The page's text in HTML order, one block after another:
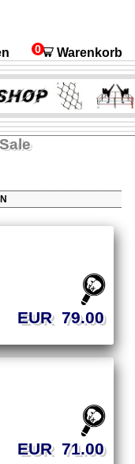
0 Warenkorb
Sale
EUR 79.00
EUR 71.00